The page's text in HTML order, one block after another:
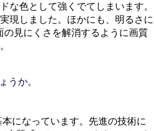
な色として強くでてしまいます。
現しました。ほかにも、明るさに
見にくさを解消するように画質
うか。
になっています。先進の技術に